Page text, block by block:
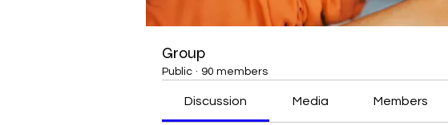
Group
Public · 90 members
Discussion Media Members